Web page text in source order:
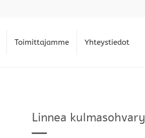
Toimittajamme Yhteystiedot
Linnea